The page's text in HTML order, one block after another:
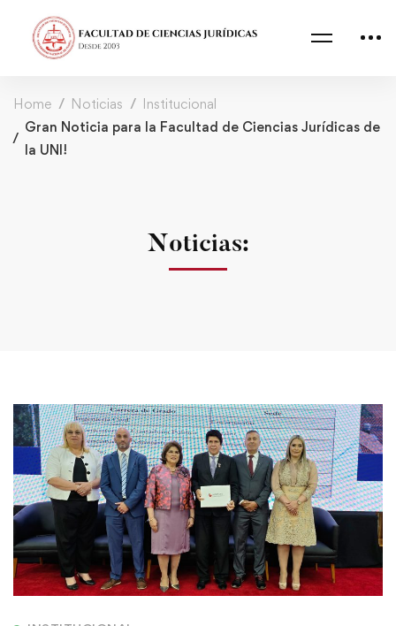
Home Noticias
Institucional
Gran Noticia para la Facultad de Ciencias Jurídicas de
la UNI!
Noticias: